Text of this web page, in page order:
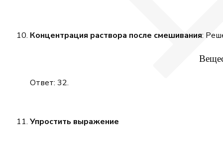
(1
-
(3x
+ 1
Концентрация раствора после смешивания:
Ответ: 32.
Упростить выражение